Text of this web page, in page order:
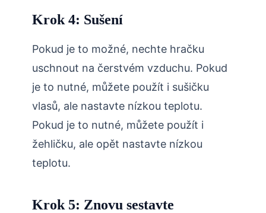
Krok 4: Sušení
Pokud je to možné, nechte hračku
uschnout na čerstvém vzduchu. Pokud
je to nutné, můžete použít i sušičku
vlasů, ale nastavte nízkou teplotu.
Pokud je to nutné, můžete použít i
žehličku, ale opět nastavte nízkou
teplotu.
Krok 5: Znovu sestavte